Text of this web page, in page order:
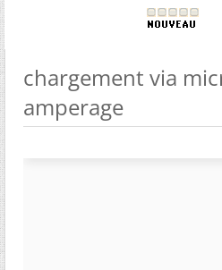
chargement via
amperage